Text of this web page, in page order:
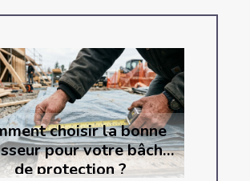
choisir la bonne
pour votre bâche
de protection ?